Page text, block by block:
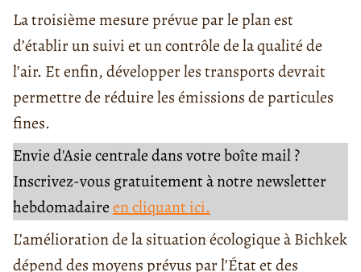
La troisième mesure prévue par le plan est
d’établir un suivi et un contrôle de la qualité de
l’air. Et enfin, développer les transports devrait
permettre de réduire les émissions de particules
fines.
Envie d'Asie centrale dans votre boîte mail ?
Inscrivez-vous gratuitement à notre newsletter
hebdomadaireen cliquant ici.
L’amélioration de la situation écologique à Bichkek
dépend des moyens prévus par l’État et des